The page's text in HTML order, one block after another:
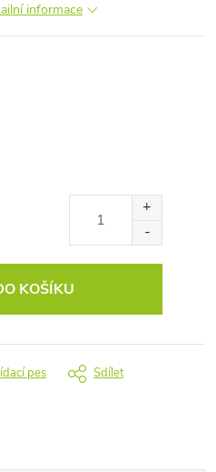
informace
KOŠÍKU
pes Sdílet